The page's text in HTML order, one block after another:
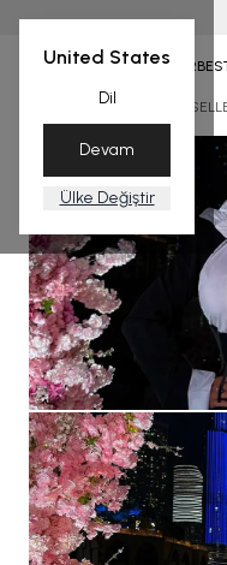
United States
Dil
Devam
Ülke Değiştir
ANASAYFATÜM ÜRÜNLER
KIŞ BEST